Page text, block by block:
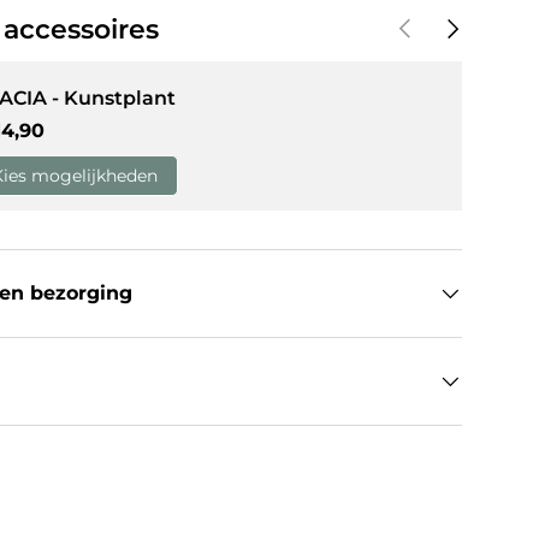
gallerij-weergave
Vorige Volgende
- Kunstplant
prijs
mogelijkheden
bezorging